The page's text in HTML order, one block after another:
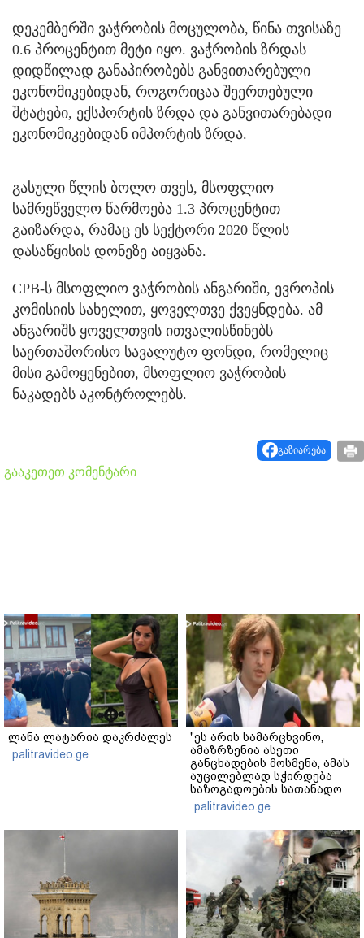
დეკემბერში ვაჭრობის მოცულობა, წინა თვისაზე
0.6 პროცენტით მეტი იყო. ვაჭრობის ზრდას
დიდწილად განაპირობებს განვითარებული
ეკონომიკებიდან, როგორიცაა შეერთებული
შტატები, ექსპორტის ზრდა და განვითარებადი
ეკონომიკებიდან იმპორტის ზრდა.
გასული წლის ბოლო თვეს, მსოფლიო
სამრეწველო წარმოება 1.3 პროცენტით
გაიზარდა, რამაც ეს სექტორი 2020 წლის
დასაწყისის დონეზე აიყვანა.
CPB-ს მსოფლიო ვაჭრობის ანგარიში, ევროპის
კომისიის სახელით, ყოველთვე ქვეყნდება. ამ
ანგარიშს ყოველთვის ითვალისწინებს
საერთაშორისო სავალუტო ფონდი, რომელიც
მისი გამოყენებით, მსოფლიო ვაჭრობის
ნაკადებს აკონტროლებს.
გაზიარება
გააკეთეთ კომენტარი
ლანა ლატარია დაკრძალეს
palitravideo.ge
"ეს არის სამარცხვინო,
ამაზრზენია ასეთი
განცხადების მოსმენა, ამას
აუცილებლად სჭირდება
საზოგადოების სათანადო
რეაქცია" - ირაკლი
კობახიძე
palitravideo.ge